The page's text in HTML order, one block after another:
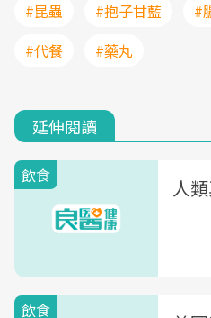
#昆蟲 #抱子甘藍 #
#代餐
#藥丸
延伸閱讀
飲食 人
飲食